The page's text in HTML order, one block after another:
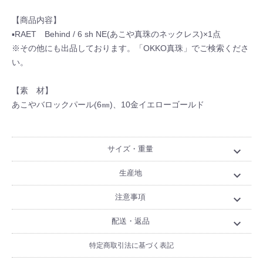
【商品内容】
▪RAET Behind / 6 sh NE(あこや真珠のネックレス)×1点
※その他にも出品しております。「OKKO真珠」でご検索くださ
い。
【素 材】
あこやバロックパール(6㎜)、10金イエローゴールド
サイズ・重量 expand_more
生産地 expand_more
注意事項 expand_more
配送・返品 expand_more
特定商取引法に基づく表記